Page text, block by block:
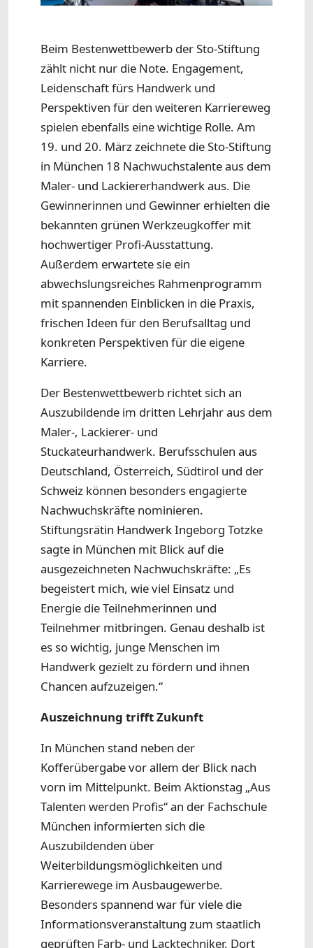
Beim Bestenwettbewerb der Sto-Stiftung
zählt nicht nur die Note. Engagement,
Leidenschaft fürs Handwerk und
Perspektiven für den weiteren Karriereweg
spielen ebenfalls eine wichtige Rolle. Am
19. und 20. März zeichnete die Sto-Stiftung
in München 18 Nachwuchstalente aus dem
Maler- und Lackiererhandwerk aus. Die
Gewinnerinnen und Gewinner erhielten die
bekannten grünen Werkzeugkoffer mit
hochwertiger Profi-Ausstattung.
Außerdem erwartete sie ein
abwechslungsreiches Rahmenprogramm
mit spannenden Einblicken in die Praxis,
frischen Ideen für den Berufsalltag und
konkreten Perspektiven für die eigene
Karriere.
Der Bestenwettbewerb richtet sich an
Auszubildende im dritten Lehrjahr aus dem
Maler-, Lackierer- und
Stuckateurhandwerk. Berufsschulen aus
Deutschland, Österreich, Südtirol und der
Schweiz können besonders engagierte
Nachwuchskräfte nominieren.
Stiftungsrätin Handwerk Ingeborg Totzke
sagte in München mit Blick auf die
ausgezeichneten Nachwuchskräfte: „Es
begeistert mich, wie viel Einsatz und
Energie die Teilnehmerinnen und
Teilnehmer mitbringen. Genau deshalb ist
es so wichtig, junge Menschen im
Handwerk gezielt zu fördern und ihnen
Chancen aufzuzeigen.“
Auszeichnung trifft Zukunft
In München stand neben der
Kofferübergabe vor allem der Blick nach
vorn im Mittelpunkt. Beim Aktionstag „Aus
Talenten werden Profis“ an der Fachschule
München informierten sich die
Auszubildenden über
Weiterbildungsmöglichkeiten und
Karrierewege im Ausbaugewerbe.
Besonders spannend war für viele die
Informationsveranstaltung zum staatlich
geprüften Farb- und Lacktechniker. Dort